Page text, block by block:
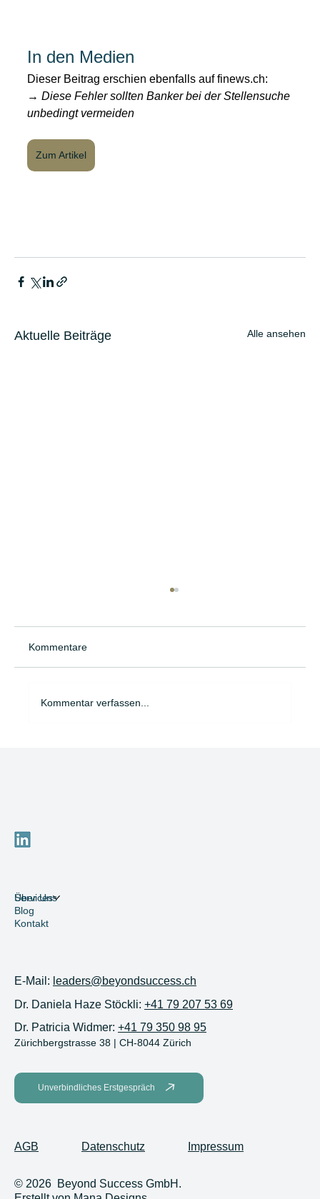
In den Medien
Dieser Beitrag erschien ebenfalls auf finews.ch:
→ Diese Fehler sollten Banker bei der Stellensuche
unbedingt vermeiden
Zum Artikel
Aktuelle Beiträge Alle ansehen
Kommentare
Kommentar verfassen...
Services
Über Uns
Blog
Kontakt
E-Mail: leaders@beyondsuccess.ch
Dr. Daniela Haze Stöckli: +41 79 207 53 69
Dr. Patricia Widmer: +41 79 350 98 95
Zürichbergstrasse 38 | CH-8044 Zürich
Unverbindliches Erstgespräch
© 2026 Beyond Success GmbH.
AGB Datenschutz Impressum